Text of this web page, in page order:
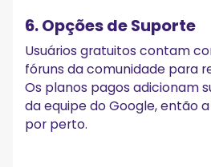
6. Opções de Suporte
Usuários gratuitos contam
fóruns da comunidade para
Os planos pagos adicionam
da equipe do Google, então
por perto.